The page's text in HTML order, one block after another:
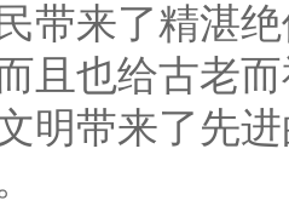
带来了精湛
且也给古老
明带来了先